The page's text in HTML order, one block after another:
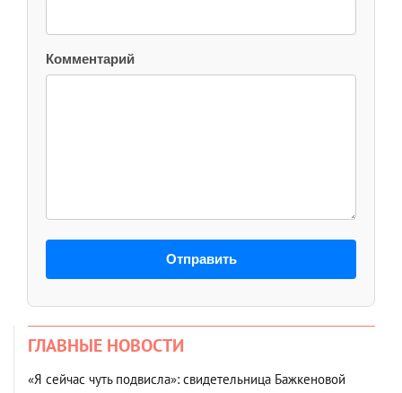
Комментарий
Отправить
ГЛАВНЫЕ НОВОСТИ
«Я сейчас чуть подвисла»: свидетельница Бажкеновой